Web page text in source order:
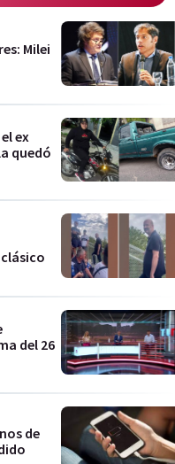
Milei
ex
quedó
del 26
de